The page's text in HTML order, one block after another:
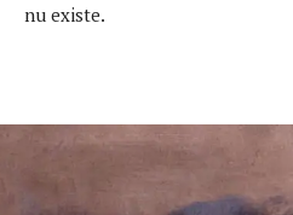
nu existe.